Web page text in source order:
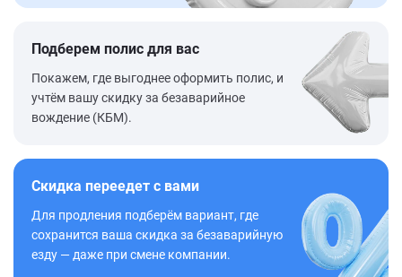
Подберем полис для вас
Покажем, где выгоднее оформить полис, и
учтём вашу скидку за безаварийное
вождение (КБМ).
Скидка переедет с вами
Для продления подберём вариант, где
сохранится ваша скидка за безаварийную
езду — даже при смене компании.